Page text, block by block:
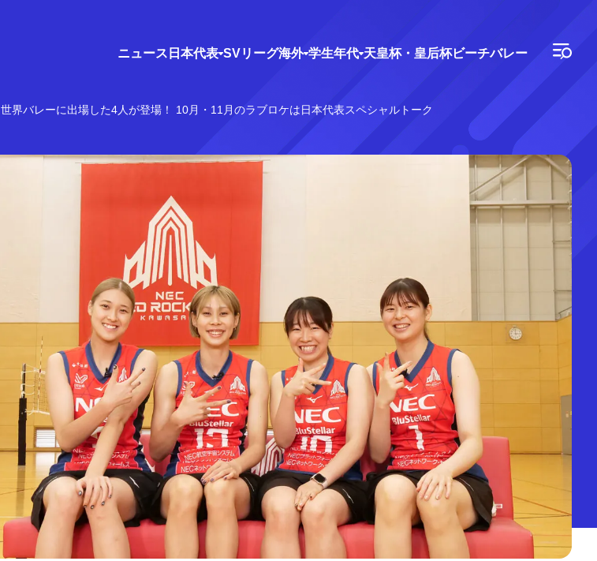
ニュース 日本代表 SVリーグ海外 学生年代 天皇杯・皇后杯ビーチバレー
世界バレーに出場した4人が登場！ 10月・11月のラブロケは日本代表スペシャルトーク